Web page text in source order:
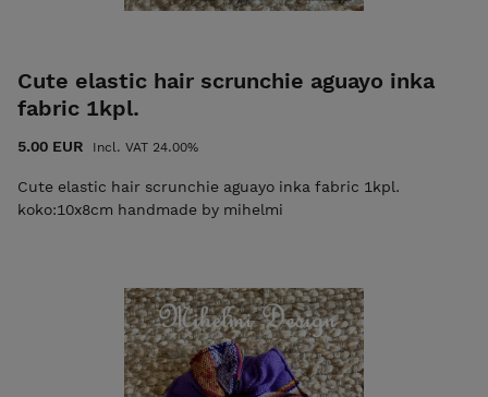
Cute elastic hair scrunchie aguayo inka
fabric 1kpl.
5.00 EUR Incl. VAT 24.00%
Cute elastic hair scrunchie aguayo inka fabric 1kpl.
koko:10x8cm handmade by mihelmi